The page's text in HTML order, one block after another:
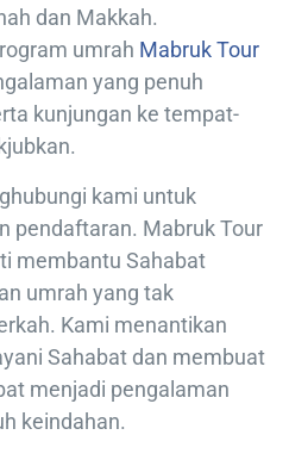
dan Makkah.
umrah Mabruk Tour
yang penuh
kunjungan ke tempat-
kami untuk
pendaftaran. Mabruk Tour
membantu Sahabat
umrah yang tak
Kami menantikan
Sahabat dan membuat
menjadi pengalaman
keindahan.